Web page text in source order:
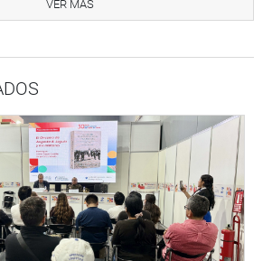
más eficiente el servicio de expedición
DE PERUANOS EN EL EXTERIOR.
VER MÁS